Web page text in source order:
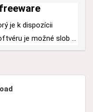
je k dispozícii
je možné slob ...